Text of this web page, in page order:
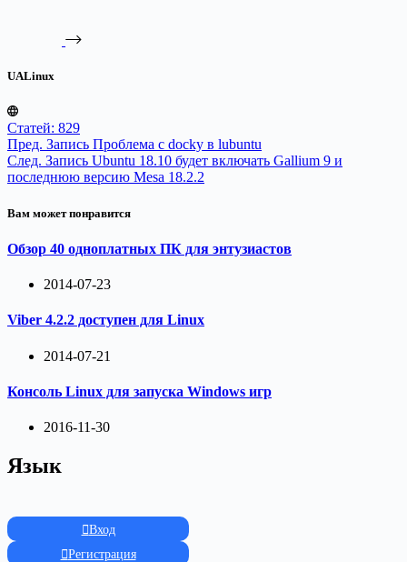
UALinux
Статей: 829
Пред. Запись Проблема с docky в lubuntu
След. Запись Ubuntu 18.10 будет включать Gallium 9 и
последнюю версию Mesa 18.2.2
Вам может понравится
Обзор 40 одноплатных ПК для энтузиастов
2014-07-23
Viber 4.2.2 доступен для Linux
2014-07-21
Консоль Linux для запуска Windows игр
2016-11-30
Язык
Вход
Регистрация